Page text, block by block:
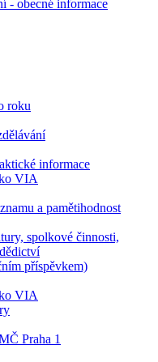
- obecné informace
roku
informace
VIA
a pamětihodnost
spolkové činnosti,
příspěvkem)
VIA
Praha 1